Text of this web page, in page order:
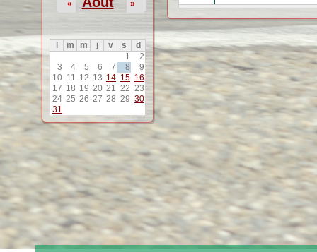
« »
m m j v s
d
1
2
3
4 5 6 7 8
9
10 11 12 13 14 15 16
17 18 19 20 21 22 23
24 25 26 27 28 29 30
31
11
12
13
15
17